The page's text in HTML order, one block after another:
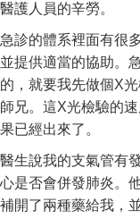
醫護人員的辛勞。
急診的體系裡面有很
並提供適當的協助。
的，就要我先做個X
師兄。這X光檢驗的
果已經出來了。
醫生說我的支氣管有
心是否會併發肺炎。
補開了兩種藥給我，